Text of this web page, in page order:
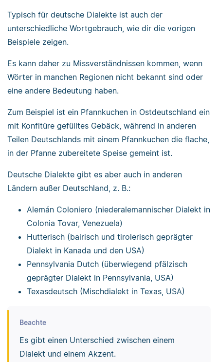
Typisch für deutsche Dialekte ist auch der
unterschiedliche Wortgebrauch, wie dir die vorigen
Beispiele zeigen.
Es kann daher zu Missverständnissen kommen, wenn
Wörter in manchen Regionen nicht bekannt sind oder
eine andere Bedeutung haben.
Zum Beispiel ist ein Pfannkuchen in Ostdeutschland ein
mit Konfitüre gefülltes Gebäck, während in anderen
Teilen Deutschlands mit einem Pfannkuchen die flache,
in der Pfanne zubereitete Speise gemeint ist.
Deutsche Dialekte gibt es aber auch in anderen
Ländern außer Deutschland, z. B.:
Alemán Coloniero (niederalemannischer Dialekt in
Colonia Tovar, Venezuela)
Hutterisch (bairisch und tirolerisch geprägter
Dialekt in Kanada und den USA)
Pennsylvania Dutch (überwiegend pfälzisch
geprägter Dialekt in Pennsylvania, USA)
Texasdeutsch (Mischdialekt in Texas, USA)
Beachte
Es gibt einen Unterschied zwischen einem
Dialekt und einem Akzent.